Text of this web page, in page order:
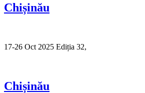
Chișinău
17-26 Oct 2025 Ediția 32,
Chișinău